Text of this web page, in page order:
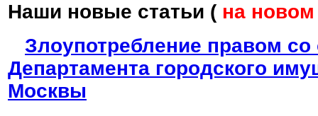
Наши новые статьи ( на новом
Злоупотребление правом
Департамента городского
Москвы